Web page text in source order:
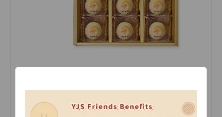
綠豆椪-金沙 (9個/盒)